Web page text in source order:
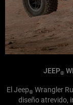
JEEP®
El Jeep® Wrangler
diseño atrevido,